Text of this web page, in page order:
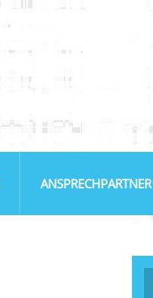
ANSPRECHPARTNER